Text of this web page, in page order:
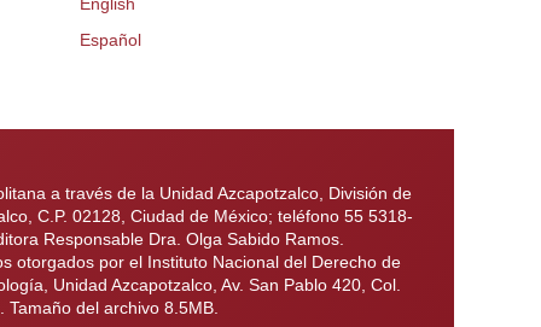
Español
a través de la Unidad Azcapotzalco, División de
C.P. 02128, Ciudad de México; teléfono 55 5318-
Responsable Dra. Olga Sabido Ramos.
otorgados por el Instituto Nacional del Derecho de
Unidad Azcapotzalco, Av. San Pablo 420, Col.
del archivo 8.5MB.